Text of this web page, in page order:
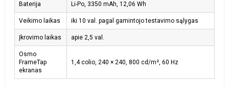
Baterija Li-Po, 3350 mAh, 12,06 Wh
Veikimo laikas iki 10 val. pagal gamintojo testavimo sąlygas
Įkrovimo laikas apie 2,5 val.
Osmo
FrameTap
ekranas
1,4 colio, 240 × 240, 800 cd/m², 60 Hz